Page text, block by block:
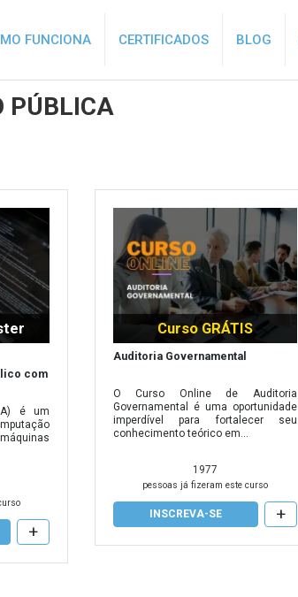
FUNCIONA CERTIFICADOS BLOG
PÚBLICA
com
é um
+
Curso GRÁTIS
Auditoria Governamental
O Curso Online de Auditoria
Governamental é uma oportunidade
imperdível para fortalecer seu
conhecimento teórico em...
1977
pessoas já fizeram este curso
INSCREVA-SE +